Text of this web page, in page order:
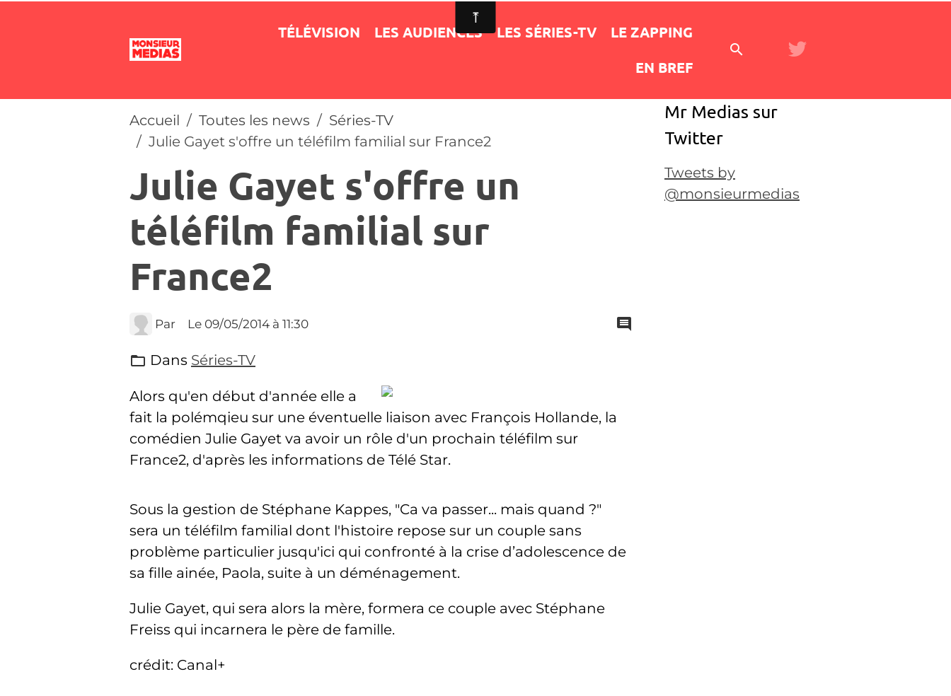
TÉLÉVISION LES AUDIENCES LES SÉRIES-TV
LE ZAPPING
EN BREF
Accueil Toutes les news
Séries-TV
Julie Gayet s'offre un téléfilm familial sur France2
Julie Gayet s'offre un
téléfilm familial sur
France2
Par Le 09/05/2014 à 11:30
Dans Séries-TV
Alors qu'en début d'année elle a
fait la polémqieu sur une éventuelle liaison avec François Hollande, la
comédien Julie Gayet va avoir un rôle d'un prochain téléfilm sur
France2, d'après les informations de Télé Star.
Sous la gestion de Stéphane Kappes, "Ca va passer... mais quand ?"
sera un téléfilm familial dont l'histoire repose sur un couple sans
problème particulier jusqu'ici qui confronté à la crise d’adolescence de
sa fille ainée, Paola, suite à un déménagement.
Julie Gayet, qui sera alors la mère, formera ce couple avec Stéphane
Freiss qui incarnera le père de famille.
crédit: Canal+
Mr Medias sur
Twitter
Tweets by
@monsieurmedias